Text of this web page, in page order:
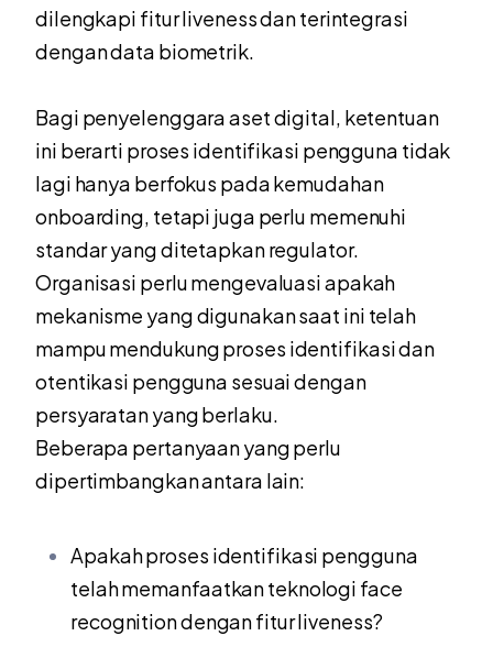
dilengkapi fitur liveness dan terintegrasi
dengan data biometrik.
Bagi penyelenggara aset digital, ketentuan
ini berarti proses identifikasi pengguna tidak
lagi hanya berfokus pada kemudahan
onboarding, tetapi juga perlu memenuhi
standar yang ditetapkan regulator.
Organisasi perlu mengevaluasi apakah
mekanisme yang digunakan saat ini telah
mampu mendukung proses identifikasi dan
otentikasi pengguna sesuai dengan
persyaratan yang berlaku.
Beberapa pertanyaan yang perlu
dipertimbangkan antara lain:
Apakah proses identifikasi pengguna
telah memanfaatkan teknologi face
recognition dengan fitur liveness?